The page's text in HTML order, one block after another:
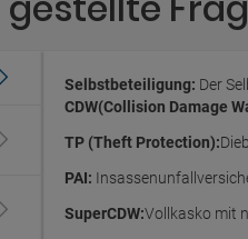
Selbstbeteiligung: Der
CDW(Collision Damage
TP (Theft Protection):
PAI:
SuperCDW:Vollkasko mit